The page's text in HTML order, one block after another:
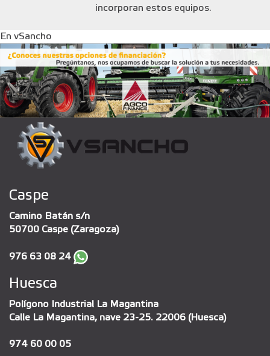
incorporan estos equipos.
En vSancho
Caspe
Camino Batán s/n
50700 Caspe (Zaragoza)
976 63 08 24
Huesca
Polígono Industrial La Magantina
Calle La Magantina, nave 23-25. 22006 (Huesca)
974 60 00 05